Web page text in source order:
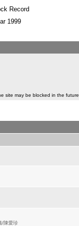
Record
1999
site may be blocked in the future.
/陳愛珍